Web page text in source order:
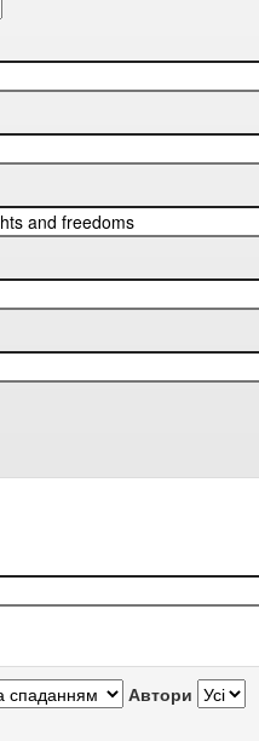
Автори